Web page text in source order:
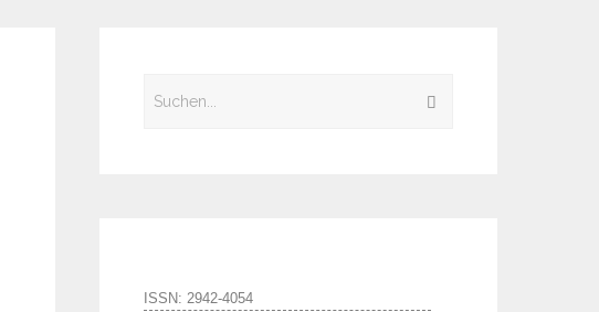
ISSN: 2942-4054